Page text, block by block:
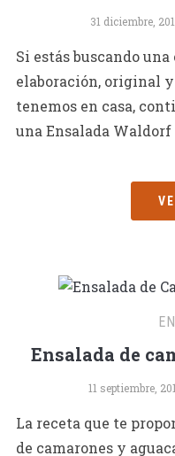
31 diciembre,
Si estás buscando
elaboración, original
tenemos en casa,
una Ensalada Waldorf
Ensalada de
11 septiembre,
La receta que te
de camarones y